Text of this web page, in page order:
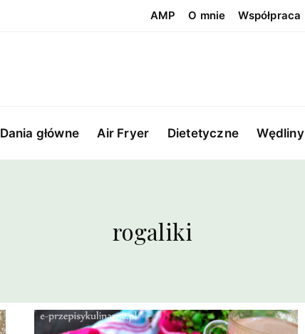
AMP O mnie Współpraca
Dania główne Air Fryer Dietetyczne Wędliny
rogaliki